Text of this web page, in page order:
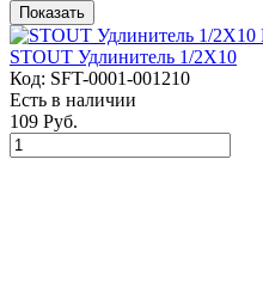
Показать
STOUT Удлинитель 1/2X10
Код: SFT-0001-001210
Есть в наличии
109 Руб.